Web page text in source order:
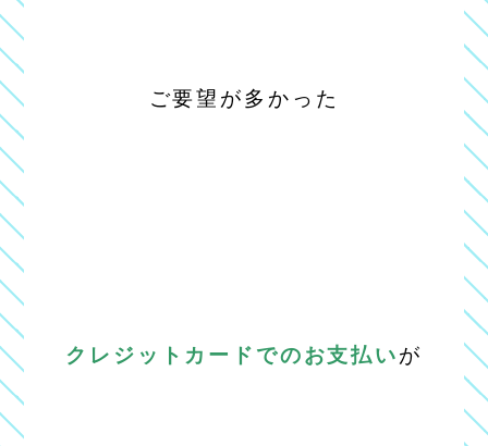
ご要望が多かった
クレジットカードでのお支払いが